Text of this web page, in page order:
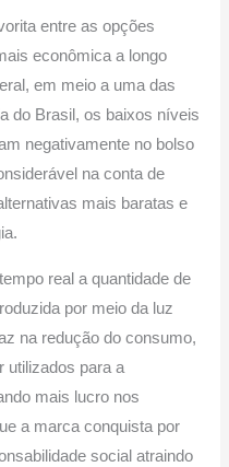
entre as opções
econômica a longo
em meio a uma das
do Brasil, os baixos níveis
negativamente no bolso
na conta de
mais baratas e
real a quantidade de
por meio da luz
na redução do consumo,
utilizados para a
mais lucro nos
a marca conquista por
social atraindo